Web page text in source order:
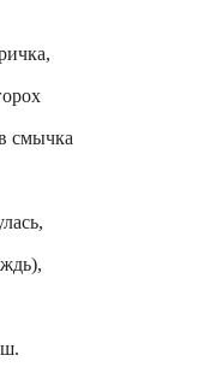
смычка